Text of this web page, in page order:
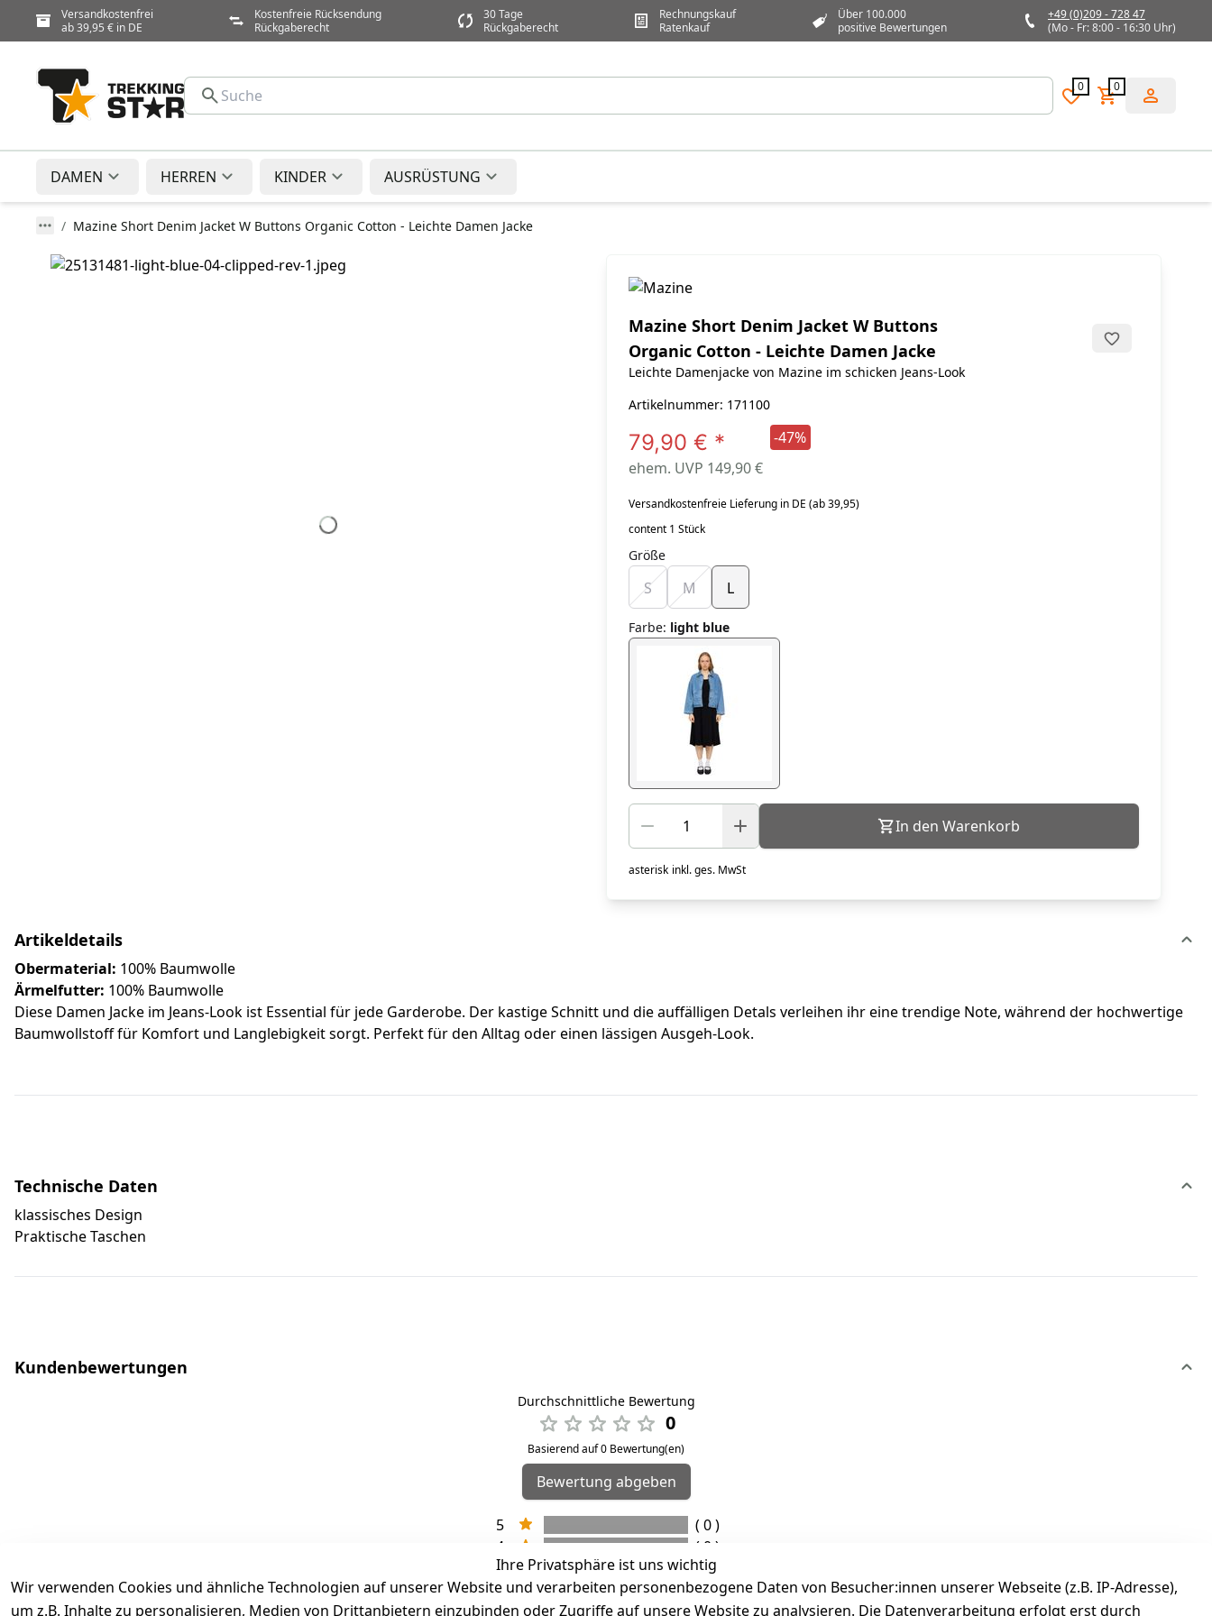
Versandkostenfrei
ab 39,95 € in DE
Kostenfreie Rücksendung
Rückgaberecht
30 Tage
Rückgaberecht
Rechnungskauf
Ratenkauf
Über 100.000
positive Bewertungen
+49 (0)209 - 728 47
(Mo - Fr: 8:00 - 16:30 Uhr)
0 0
DAMEN HERREN KINDER AUSRÜSTUNG
Mazine Short Denim Jacket W Buttons Organic Cotton - Leichte Damen Jacke
Mazine Short Denim Jacket W Buttons
Organic Cotton - Leichte Damen Jacke
Leichte Damenjacke von Mazine im schicken Jeans-Look
Artikelnummer: 171100
79,90 € *
ehem. UVP 149,90 €
-47%
Versandkostenfreie Lieferung in DE (ab 39,95)
content 1 Stück
Größe
S M L
Farbe: light blue
In den Warenkorb
asterisk inkl. ges. MwSt
Artikeldetails
Obermaterial: 100% Baumwolle
Ärmelfutter: 100% Baumwolle
Diese Damen Jacke im Jeans-Look ist Essential für jede Garderobe. Der kastige Schnitt und die auffälligen Detals verleihen ihr eine trendige Note, während der hochwertige
Baumwollstoff für Komfort und Langlebigkeit sorgt. Perfekt für den Alltag oder einen lässigen Ausgeh-Look.
Technische Daten
klassisches Design
Praktische Taschen
Kundenbewertungen
Durchschnittliche Bewertung
0
Basierend auf 0 Bewertung(en)
Bewertung abgeben
5
( 0 )
4
( 0 )
3
( 0 )
2
( 0 )
1
( 0 )
Ihre Privatsphäre ist uns wichtig
Wir verwenden Cookies und ähnliche Technologien auf unserer Website und verarbeiten personenbezogene Daten von Besucher:innen unserer Webseite (z.B. IP-Adresse),
um z.B. Inhalte zu personalisieren, Medien von Drittanbietern einzubinden oder Zugriffe auf unsere Website zu analysieren. Die Datenverarbeitung erfolgt erst durch